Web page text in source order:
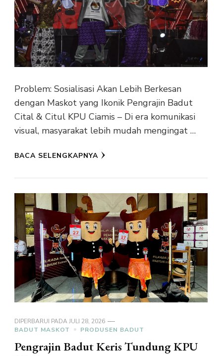
Problem: Sosialisasi Akan Lebih Berkesan
dengan Maskot yang Ikonik Pengrajin Badut
Cital & Citul KPU Ciamis – Di era komunikasi
visual, masyarakat lebih mudah mengingat …
BACA SELENGKAPNYA
DIPERBARUI PADAJULI 28, 2026
BADUT MASKOT
PRODUSEN BADUT
Pengrajin Badut Keris Tundung KPU